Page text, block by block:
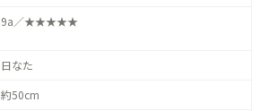
9a／★★★★★
日なた
約50cm